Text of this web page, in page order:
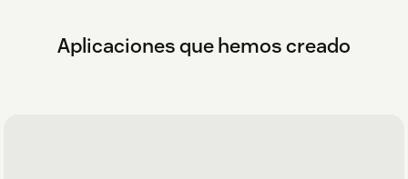
Aplicaciones que hemos creado